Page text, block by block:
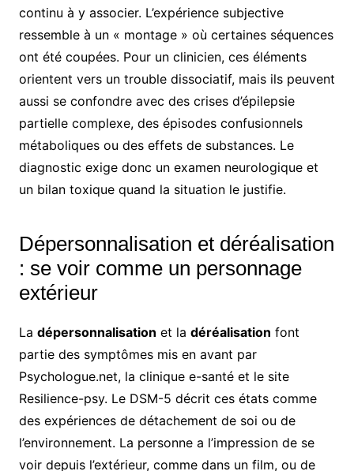
continu à y associer. L’expérience subjective
ressemble à un « montage » où certaines séquences
ont été coupées. Pour un clinicien, ces éléments
orientent vers un trouble dissociatif, mais ils peuvent
aussi se confondre avec des crises d’épilepsie
partielle complexe, des épisodes confusionnels
métaboliques ou des effets de substances. Le
diagnostic exige donc un examen neurologique et
un bilan toxique quand la situation le justifie.
Dépersonnalisation et déréalisation
: se voir comme un personnage
extérieur
La dépersonnalisation et la déréalisation font
partie des symptômes mis en avant par
Psychologue.net, la clinique e-santé et le site
Resilience-psy. Le DSM-5 décrit ces états comme
des expériences de détachement de soi ou de
l’environnement. La personne a l’impression de se
voir depuis l’extérieur, comme dans un film, ou de